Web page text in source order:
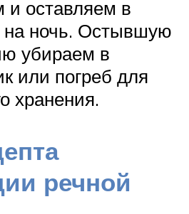
и оставляем в
на ночь. Остывшую
убираем в
или погреб для
хранения.
речной